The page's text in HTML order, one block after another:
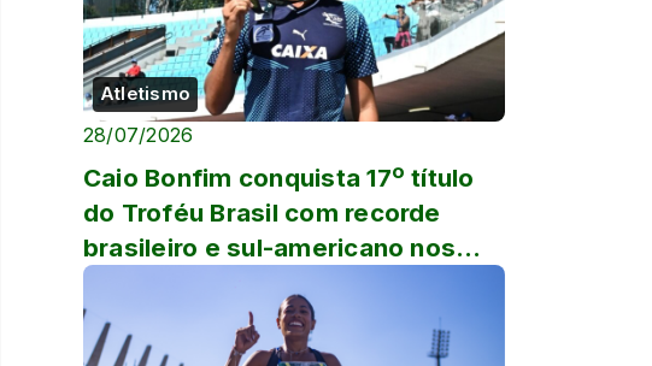
Atletismo
28/07/2026
Caio Bonfim conquista 17º título
do Troféu Brasil com recorde
brasileiro e sul-americano nos
35.000 metros da marcha ...